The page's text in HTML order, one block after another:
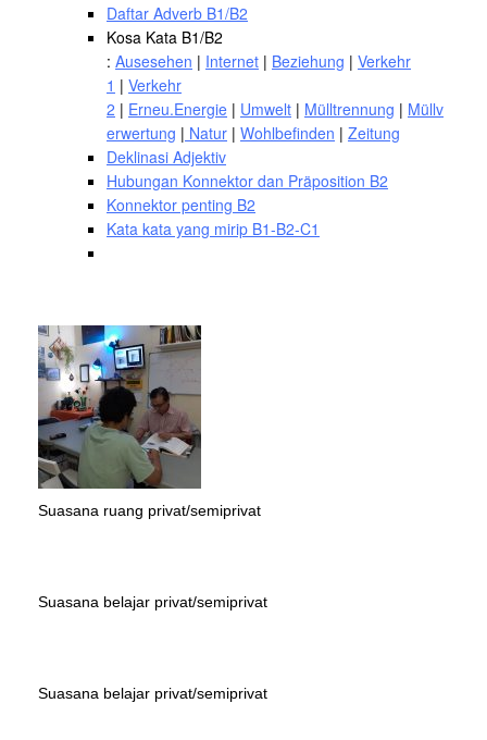
Daftar Adverb B1/B2
Kosa Kata B1/B2
: Ausesehen | Internet | Beziehung | Verkehr
1 | Verkehr
2 | Erneu.Energie | Umwelt | Mülltrennung | Müllv
erwertung | Natur | Wohlbefinden | Zeitung
Deklinasi Adjektiv
Hubungan Konnektor dan Präposition B2
Konnektor penting B2
Kata kata yang mirip B1-B2-C1
Suasana ruang privat/semiprivat
Suasana belajar privat/semiprivat
Suasana belajar privat/semiprivat